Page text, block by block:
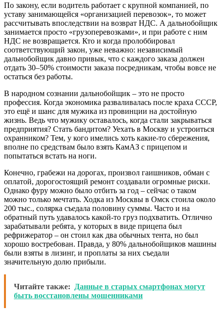
По закону, если водитель работает с крупной компанией, по
уставу занимающейся «организацией перевозок», то может
рассчитывать впоследствии на возврат НДС. А дальнобойщик
занимается просто «грузоперевозками», и при работе с ним
НДС не возвращается. Кто и когда пролоббировал
соответствующий закон, уже неважно: независимый
дальнобойщик давно привык, что с каждого заказа должен
отдать 30–50% стоимости заказа посредникам, чтобы вовсе не
остаться без работы.
В народном сознании дальнобойщик – это не просто
профессия. Когда экономика разваливалась после краха СССР,
это ещё и шанс для мужика из провинции на достойную
жизнь. Ведь что мужику оставалось, когда стали закрываться
предприятия? Стать бандитом? Уехать в Москву и устроиться
охранником? Тем, у кого имелись хоть какие-то сбережения,
вполне по средствам было взять КамАЗ с прицепом и
попытаться встать на ноги.
Конечно, грабежи на дорогах, произвол гаишников, обман с
оплатой, дорогостоящий ремонт создавали огромные риски.
Однако фуру можно было отбить за год – сейчас о таком
можно только мечтать. Ходка из Москвы в Омск стоила около
200 тыс., солярка съедала половину суммы. Часто и на
обратный путь удавалось какой-то груз подхватить. Отлично
зарабатывали ребята, у которых в виде прицепа был
рефрижератор – он стоил как два обычных тента, но был
хорошо востребован. Правда, у 80% дальнобойщиков машины
были взяты в лизинг, и проплаты за них съедали
значительную долю прибыли.
Читайте также:
Данные в старых смартфонах могут
быть восстановлены мошенниками